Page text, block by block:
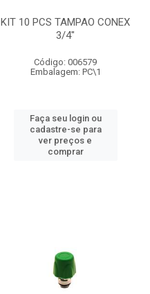
KIT 10 PCS TAMPAO CONEX
3/4"
Código: 006579
Embalagem: PC\1
Faça seu login ou
cadastre-se para
ver preços e
comprar